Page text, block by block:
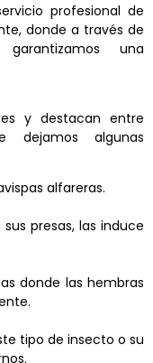
profesional de
donde a través de
una
y destacan entre
dejamos algunas
alfareras.
presas, las induce
donde las hembras
tipo de insecto o su